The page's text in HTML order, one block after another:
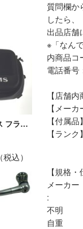
SIMMS シムス フライ収納 FS CHEST PACK ブラック Aランク
質問欄か
したら、
出品店舗
※「なん
内商品コ
電話番号
【店舗
【メーカ
【付属
【ラン
通常
【規格・
メーカー
:
不明
自重